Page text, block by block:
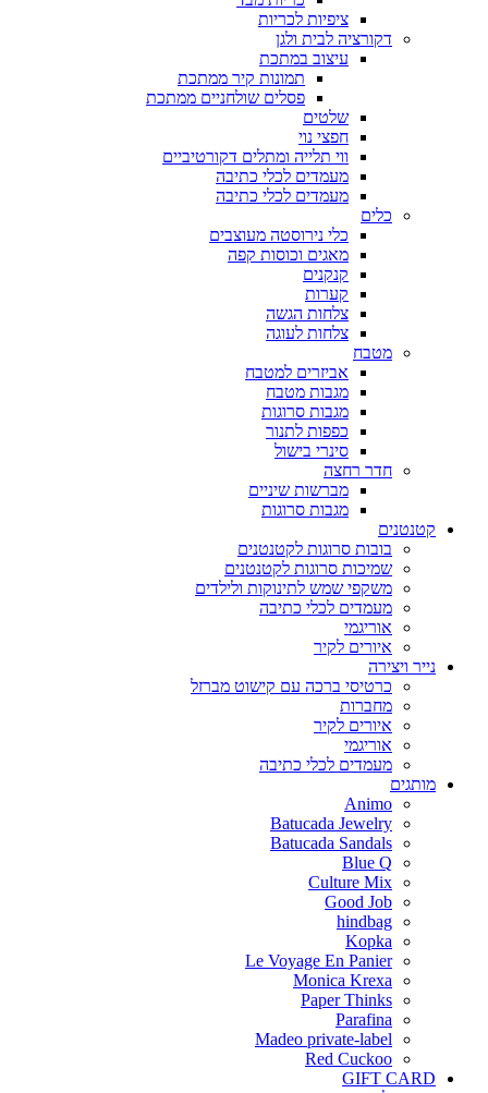
ציפיות לכריות
דקורציה לבית ולגן
עיצוב במתכת
תמונות קיר ממתכת
פסלים שולחניים ממתכת
שלטים
חפצי נוי
ווי תלייה ומתלים דקורטיביים
מעמדים לכלי כתיבה
מעמדים לכלי כתיבה
כלים
כלי נירוסטה מעוצבים
מאגים וכוסות קפה
קנקנים
קערות
צלחות הגשה
צלחות לעוגה
מטבח
אביזרים למטבח
מגבות מטבח
מגבות סרוגות
כפפות לתנור
סינרי בישול
חדר רחצה
מברשות שיניים
מגבות סרוגות
קטנטנים
בובות סרוגות לקטנטנים
שמיכות סרוגות לקטנטנים
משקפי שמש לתינוקות ולילדים
מעמדים לכלי כתיבה
אוריגמי
איורים לקיר
נייר ויצירה
כרטיסי ברכה עם קישוט מברזל
מחברות
איורים לקיר
אוריגמי
מעמדים לכלי כתיבה
מותגים
Animo
Batucada Jewelry
Batucada Sandals
Blue Q
Culture Mix
Good Job
hindbag
Kopka
Le Voyage En Panier
Monica Krexa
Paper Thinks
Parafina
Madeo private-label
Red Cuckoo
GIFT CARD